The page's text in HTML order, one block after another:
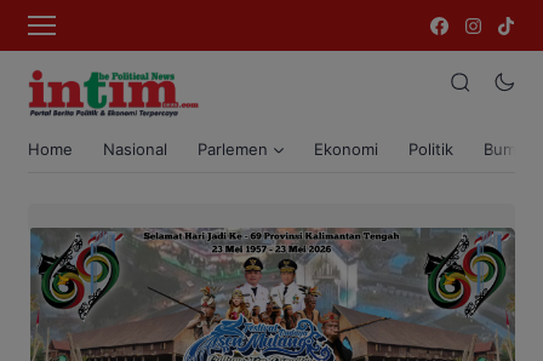
Home Nasional Parlemen Ekonomi Politik Bumi